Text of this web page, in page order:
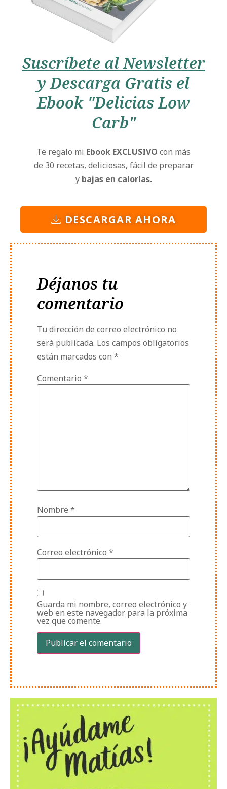
Suscríbete al Newsletter
y Descarga Gratis el
Ebook "Delicias Low
Carb"
Te regalo mi Ebook EXCLUSIVO con más
de 30 recetas, deliciosas, fácil de preparar
y bajas en calorías.
DESCARGAR AHORA
Déjanos tu
comentario
Tu dirección de correo electrónico no
será publicada. Los campos obligatorios
están marcados con *
Comentario *
Nombre *
Correo electrónico *
Guarda mi nombre, correo electrónico y
web en este navegador para la próxima
vez que comente.